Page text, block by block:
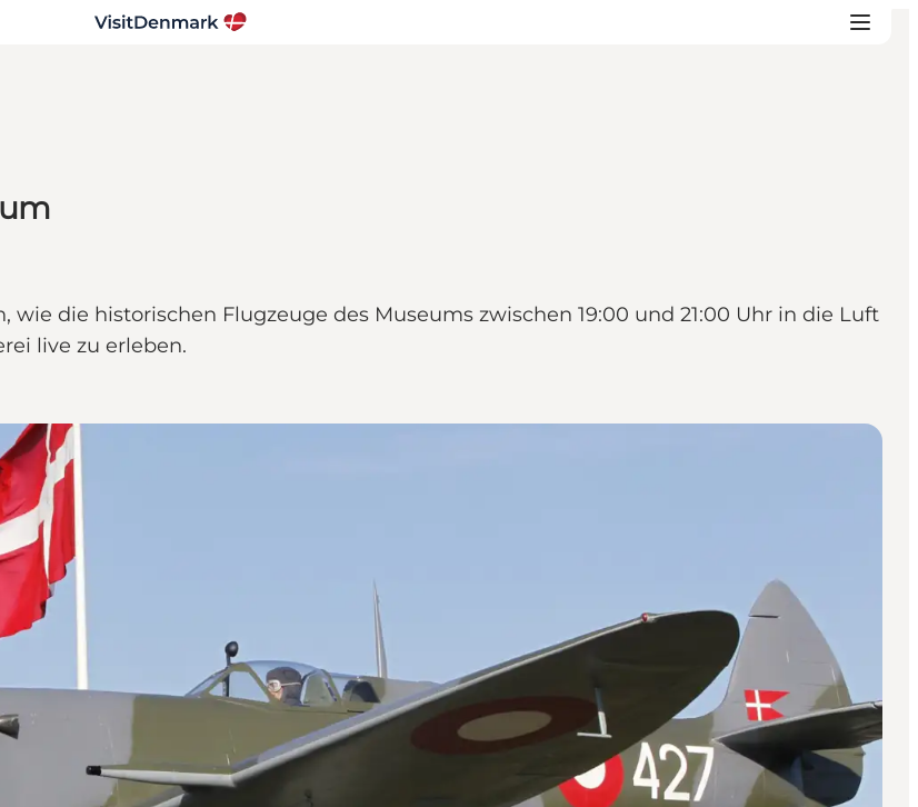
die historischen Flugzeuge des Museums zwischen 19:00 und 21:00 Uhr in die Luft
live zu erleben.